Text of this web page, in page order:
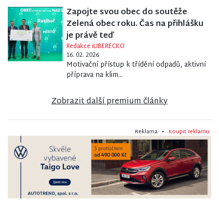
Zapojte svou obec do soutěže
Zelená obec roku. Čas na přihlášku
je právě teď
Redakce iLIBERECKO
16. 02. 2026
Motivační přístup k třídění odpadů, aktivní
příprava na klim...
Zobrazit další premium články
Reklama • Koupit reklamu